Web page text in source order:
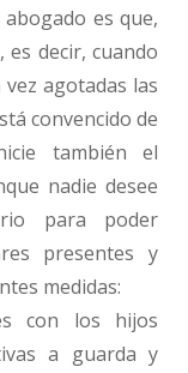
es que,
es decir, cuando
agotadas las
convencido de
también el
nadie desee
para poder
presentes y
medidas:
con los hijos
a guarda y